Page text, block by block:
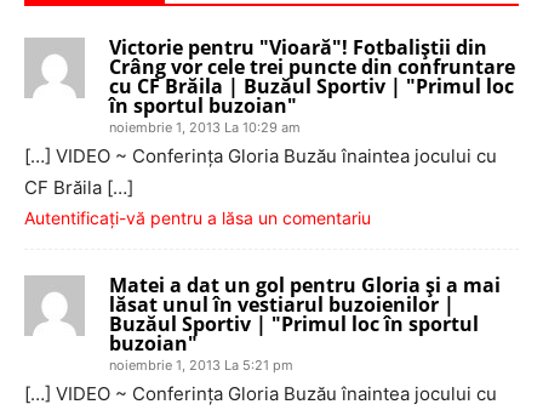
Victorie pentru "Vioară"! Fotbaliştii din
Crâng vor cele trei puncte din confruntare
cu CF Brăila | Buzăul Sportiv | "Primul loc
în sportul buzoian"
noiembrie 1, 2013 La 10:29 am
[…] VIDEO ~ Conferinţa Gloria Buzău înaintea jocului cu
CF Brăila […]
Autentificați-vă pentru a lăsa un comentariu
Matei a dat un gol pentru Gloria şi a mai
lăsat unul în vestiarul buzoienilor |
Buzăul Sportiv | "Primul loc în sportul
buzoian"
noiembrie 1, 2013 La 5:21 pm
[…] VIDEO ~ Conferinţa Gloria Buzău înaintea jocului cu